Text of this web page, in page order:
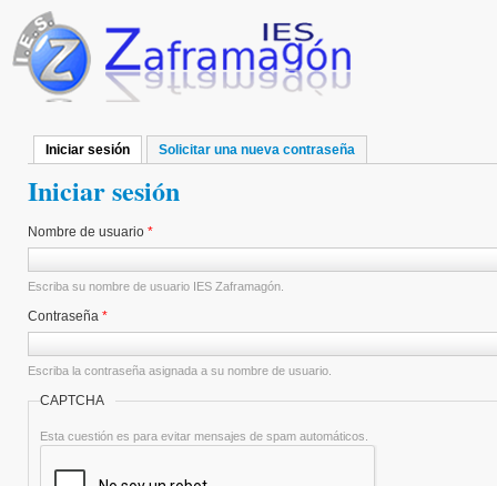
Pasar al contenido principal
Solapas principales
Iniciar sesión (solapa activa)
Solicitar una nueva contraseña
Iniciar sesión
Nombre de usuario *
Escriba su nombre de usuario IES Zaframagón.
Contraseña *
Escriba la contraseña asignada a su nombre de usuario.
CAPTCHA
Esta cuestión es para evitar mensajes de spam automáticos.